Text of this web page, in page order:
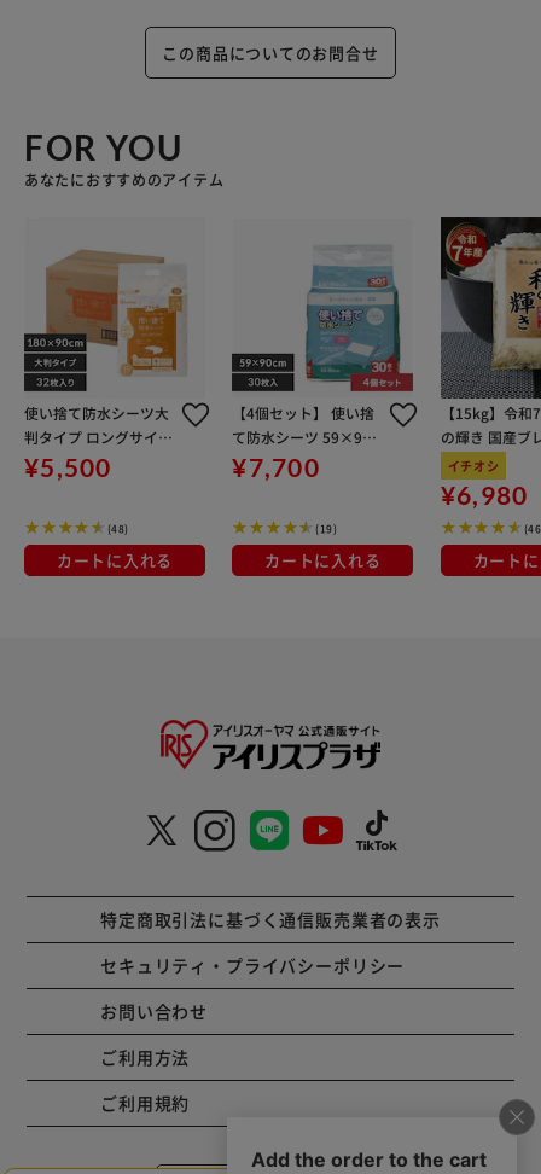
この商品についてのお問合せ
FOR YOU
あなたにおすすめのアイテム
使い捨て防水シーツ大
判タイプ ロングサイズ
32枚入り 介護用品 防
水シーツ 介護シーツ
¥5,500
(48)
カートに入れる
【4個セット】 使い捨
て防水シーツ 59×90c
m 普通サイズ 30枚入
介護シーツ
¥7,700
(19)
カートに入れる
【15kg】令和
の輝き 国産ブ
kg×3袋
イチオシ
¥6,980
カート
特定商取引法に基づく通信販売業者の表示
セキュリティ・プライバシーポリシー
お問い合わせ
ご利用方法
ご利用規約